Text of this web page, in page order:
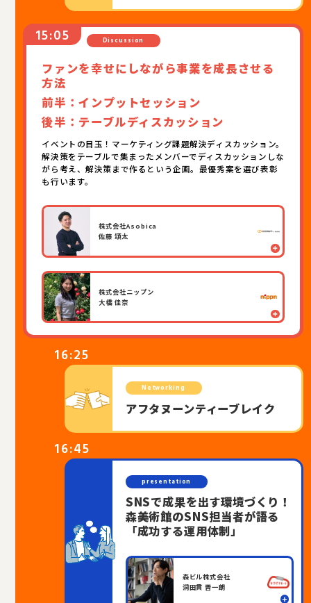
Discussion
ファンを幸せにしながら事業を成長させる
方法
前半：インプットセッション
後半：テーブルディスカッション
イベントの目玉！マーケティング課題解決ディスカッション。
解決策をテーブルで集まったメンバーでディスカッションしな
がら考え、解決策まで作るという企画。最優秀案を選び表彰
も行います。
株式会社Asobica
佐藤 頌太
株式会社ニップン
大橋 佳奈
16:25
Networking
アフタヌーンティーブレイク
16:45
presentation
SNSで成果を出す環境づくり！
森美術館のSNS担当者が語る
「成功する運用体制」
森ビル株式会社
洞田貫 晋一朗